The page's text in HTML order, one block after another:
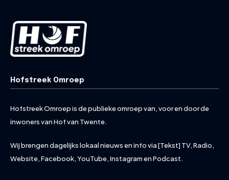
Hofstreek Omroep
Hofstreek Omroep is de publieke omroep van, voor en door de
inwoners van Hof van Twente.
Wij brengen dagelijks lokaal nieuws en info via [Tekst] TV, Radio,
Website, Facebook, YouTube, Instagram en Podcast.